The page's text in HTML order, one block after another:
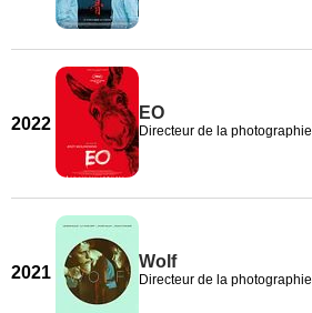
2022
EO
Directeur de la photographie
2021
Wolf
Directeur de la photographie